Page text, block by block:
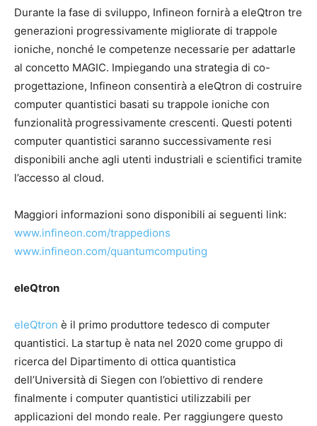
Durante la fase di sviluppo, Infineon fornirà a eleQtron tre
generazioni progressivamente migliorate di trappole
ioniche, nonché le competenze necessarie per adattarle
al concetto MAGIC. Impiegando una strategia di co-
progettazione, Infineon consentirà a eleQtron di costruire
computer quantistici basati su trappole ioniche con
funzionalità progressivamente crescenti. Questi potenti
computer quantistici saranno successivamente resi
disponibili anche agli utenti industriali e scientifici tramite
l’accesso al cloud.
Maggiori informazioni sono disponibili ai seguenti link:
www.infineon.com/trappedions
www.infineon.com/quantumcomputing
eleQtron
eleQtron è il primo produttore tedesco di computer
quantistici. La startup è nata nel 2020 come gruppo di
ricerca del Dipartimento di ottica quantistica
dell’Università di Siegen con l’obiettivo di rendere
finalmente i computer quantistici utilizzabili per
applicazioni del mondo reale. Per raggiungere questo